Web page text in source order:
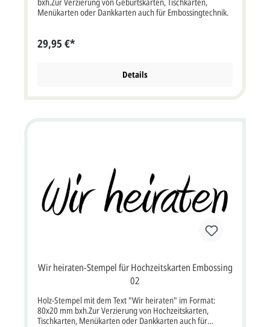
Menükarten oder Dankkarten auch für Embossingtechnik.
29,95 €*
Details
Wir heiraten-Stempel für Hochzeitskarten Embossing
02
Holz-Stempel mit dem Text "Wir heiraten" im Format:
80x20 mm bxh.Zur Verzierung von Hochzeitskarten,
Tischkarten, Menükarten oder Dankkarten auch für